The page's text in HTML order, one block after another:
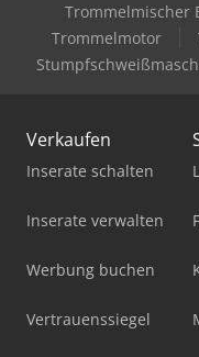
Trommelmischer
Trommelmotor
Verkaufen
Inserate schalten
Inserate verwalten
Werbung buchen
Vertrauenssiegel